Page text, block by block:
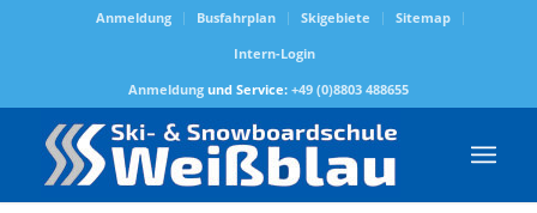
Anmeldung Busfahrplan Skigebiete
Sitemap
Intern-Login
Anmeldungund Service: +49 (0)8803 488655